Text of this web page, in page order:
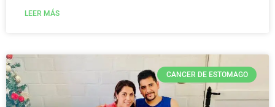
LEER MÁS
CANCER DE ESTOMAGO